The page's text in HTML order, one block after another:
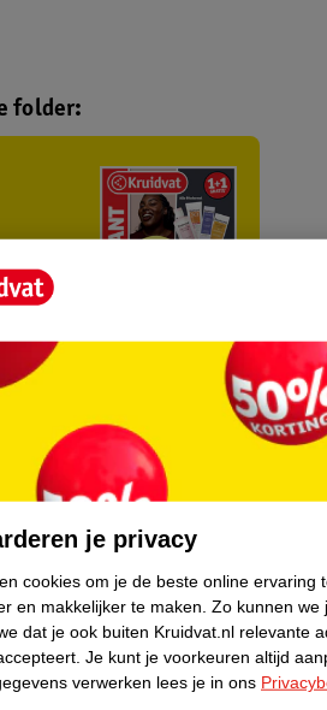
folder:
Pers
je privacy
cookies om je de beste online ervaring
en makkelijker te maken. Zo kunnen we
dat je ook buiten Kruidvat.nl relevante
Je kunt je voorkeuren altijd
verwerken lees je in ons